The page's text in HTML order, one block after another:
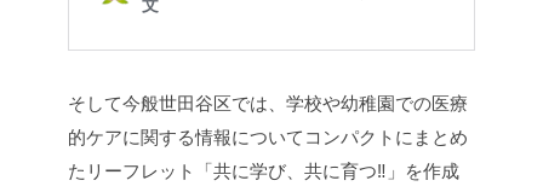
そして今般世田谷区では、学校や幼稚園での医療
的ケアに関する情報についてコンパクトにまとめ
たリーフレット「共に学び、共に育つ‼」を作成